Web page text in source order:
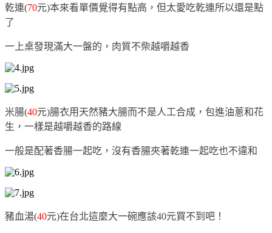
乾連(70元)本來看單價覺得有點高，但太愛吃乾連所以還是點
了
一上桌發現滿大一盤的，肉質不柴越嚼越香
米腸(40元)腸衣用天然豬大腸而不是人工合成，包進油蔥和花
生，一樣是越嚼越香的路線
一般是配著香腸一起吃，沒有香腸夾著乾連一起吃也不違和
豬血湯(40元)在台北這麼大一碗應該40元買不到吧！